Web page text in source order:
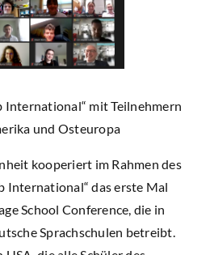
International“ mit Teilnehmern
und Osteuropa
kooperiert im Rahmen des
International“ das erste Mal
School Conference, die in
Sprachschulen betreibt.